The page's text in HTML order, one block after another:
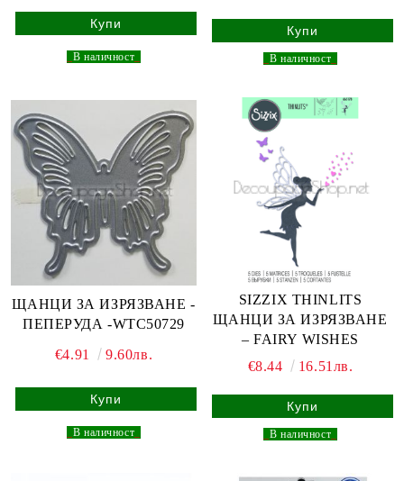
В наличност В наличност
ЩАНЦИ ЗА ИЗРЯЗВАНЕ -
ПЕПЕРУДА -WTC50729
€4.91 9.60лв.
В наличност
SIZZIX THINLITS
ЩАНЦИ ЗА ИЗРЯЗВАНЕ
– FAIRY WISHES
€8.44
16.51лв.
В наличност